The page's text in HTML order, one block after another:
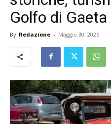
Golfo di Gaeta
By Redazione - Maggio 30, 2026